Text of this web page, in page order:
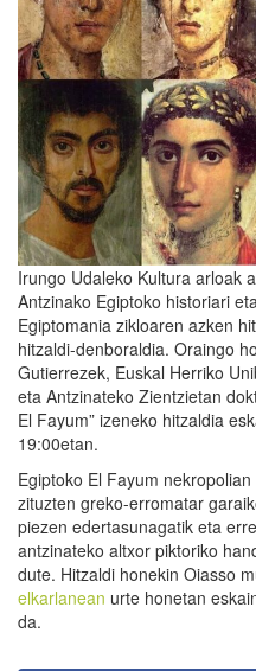
Irungo Udaleko Kultura arloak
Antzinako Egiptoko historiari eta
Egiptomania zikloaren azken
hitzaldi-denboraldia. Oraingo
Gutierrezek, Euskal Herriko
eta Antzinateko Zientzietan
El Fayum” izeneko hitzaldia
19:00etan.
Egiptoko El Fayum
zituzten greko-erromatar
piezen edertasunagatik eta
antzinateko altxor piktoriko
dute. Hitzaldi honekin Oiasso
elkarlanean urte honetan
da.